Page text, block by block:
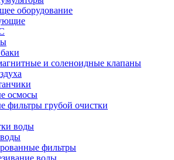
оборудование
и соленоидные клапаны
осмосы
грубой очистки
воды
фильтры
воды